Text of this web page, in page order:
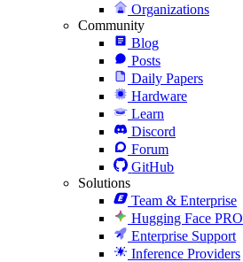
Organizations
Community
Blog
Posts
Daily Papers
Hardware
Learn
Discord
Forum
GitHub
Solutions
Team & Enterprise
Hugging Face PRO
Enterprise Support
Inference Providers